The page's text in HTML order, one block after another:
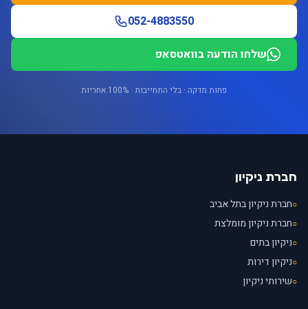
052-4883550
שלחו הודעה בוואטסאפ
פחות מדקה · בלי התחייבות · 100% אחריות
חברת ניקיון
○חברת ניקיון בתל אביב
○חברת ניקיון מומלצת
○ניקיון בתים
○ניקיון דירות
○שירותי ניקיון